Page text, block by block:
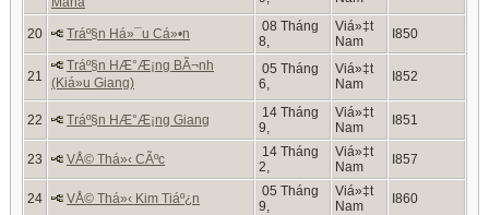
20 Tráº§n Há»¯u Cá»•n
08 Tháng
8,
Viá»‡t
Nam
I850
21
Tráº§n HÆ°Æ¡ng BÃ¬nh
(Kiá»u Giang)
05 Tháng
6,
Viá»‡t
Nam
I852
22 Tráº§n HÆ°Æ¡ng Giang
14 Tháng
9,
Viá»‡t
Nam
I851
23 VÅ© Thá»‹ CÃºc
14 Tháng
2,
Viá»‡t
Nam
I857
24 VÅ© Thá»‹ Kim Tiáº¿n
05 Tháng
9,
Viá»‡t
Nam
I860